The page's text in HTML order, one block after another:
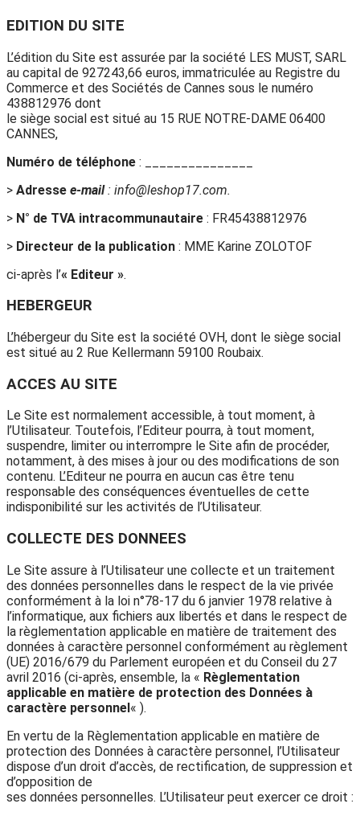
EDITION DU SITE
L’édition du Site est assurée par la société LES MUST, SARL
au capital de 927243,66 euros, immatriculée au Registre du
Commerce et des Sociétés de Cannes sous le numéro
438812976 dont
le siège social est situé au 15 RUE NOTRE-DAME 06400
CANNES,
Numéro de téléphone : _______________
> Adresse e-mail: info@leshop17.com.
> N° de TVA intracommunautaire : FR45438812976
> Directeur de la publication : MME Karine ZOLOTOF
ci-après l’« Editeur ».
HEBERGEUR
L’hébergeur du Site est la société OVH, dont le siège social
est situé au 2 Rue Kellermann 59100 Roubaix.
ACCES AU SITE
Le Site est normalement accessible, à tout moment, à
l’Utilisateur. Toutefois, l’Editeur pourra, à tout moment,
suspendre, limiter ou interrompre le Site afin de procéder,
notamment, à des mises à jour ou des modifications de son
contenu. L’Editeur ne pourra en aucun cas être tenu
responsable des conséquences éventuelles de cette
indisponibilité sur les activités de l’Utilisateur.
COLLECTE DES DONNEES
Le Site assure à l’Utilisateur une collecte et un traitement
des données personnelles dans le respect de la vie privée
conformément à la loi n°78-17 du 6 janvier 1978 relative à
l’informatique, aux fichiers aux libertés et dans le respect de
la règlementation applicable en matière de traitement des
données à caractère personnel conformément au règlement
(UE) 2016/679 du Parlement européen et du Conseil du 27
avril 2016 (ci-après, ensemble, la « Règlementation
applicable en matière de protection des Données à
caractère personnel« ).
En vertu de la Règlementation applicable en matière de
protection des Données à caractère personnel, l’Utilisateur
dispose d’un droit d’accès, de rectification, de suppression et
d’opposition de
ses données personnelles. L’Utilisateur peut exercer ce droit :